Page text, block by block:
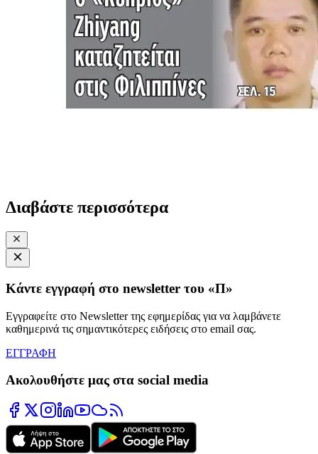
Διαβάστε περισσότερα
Κάντε εγγραφή στο newsletter του «Π»
Εγγραφείτε στο Newsletter της εφημερίδας για να λαμβάνετε
καθημερινά τις σημαντικότερες ειδήσεις στο email σας.
ΕΓΓΡΑΦΗ
Ακολουθήστε μας στα social media